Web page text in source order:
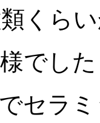
くら
でし
セラ